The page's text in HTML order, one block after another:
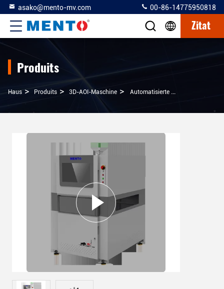
asako@mento-mv.com 00-86-14775950818
Zitat
Produits
Haus > Produits > 3D-AOI-Maschine > Automatisierte Optische Inspektion 3D AOI-Maschine Windows 10 System